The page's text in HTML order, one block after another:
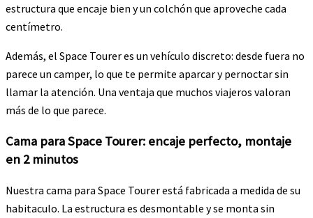
estructura que encaje bien y un colchón que aproveche cada
centímetro.
Además, el Space Tourer es un vehículo discreto: desde fuera no
parece un camper, lo que te permite aparcar y pernoctar sin
llamar la atención. Una ventaja que muchos viajeros valoran
más de lo que parece.
Cama para Space Tourer: encaje perfecto, montaje
en 2 minutos
Nuestra cama para Space Tourer está fabricada a medida de su
habitaculo. La estructura es desmontable y se monta sin